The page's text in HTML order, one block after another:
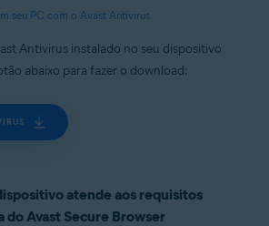
seu PC com o Avast Antivirus
Antivirus instalado no seu dispositivo
abaixo para fazer o download:
atende aos requisitos
do Avast Secure Browser